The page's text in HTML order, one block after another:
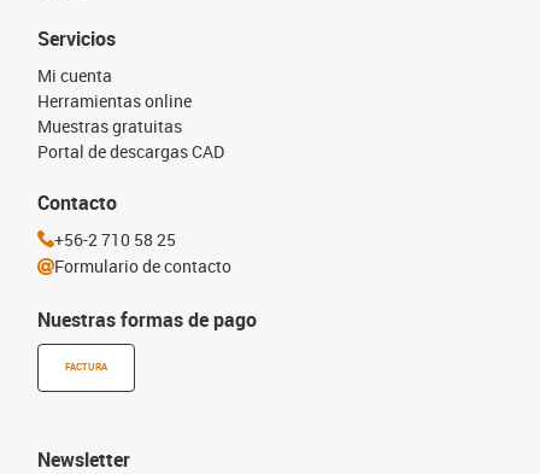
Nuestras formas de pago
FACTURA
Servicios
Mi cuenta
Herramientas online
Muestras gratuitas
Portal de descargas CAD
Newsletter
Contacto
+56-2 710 58 25
Formulario de contacto